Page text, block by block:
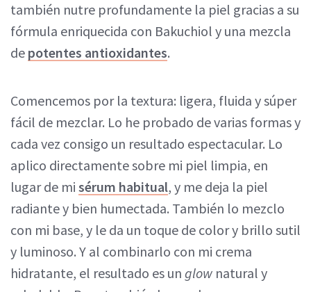
también nutre profundamente la piel gracias a su
fórmula enriquecida con Bakuchiol y una mezcla
de potentes antioxidantes.
Comencemos por la textura: ligera, fluida y súper
fácil de mezclar. Lo he probado de varias formas y
cada vez consigo un resultado espectacular. Lo
aplico directamente sobre mi piel limpia, en
lugar de mi sérum habitual, y me deja la piel
radiante y bien humectada. También lo mezclo
con mi base, y le da un toque de color y brillo sutil
y luminoso. Y al combinarlo con mi crema
hidratante, el resultado es un glow natural y